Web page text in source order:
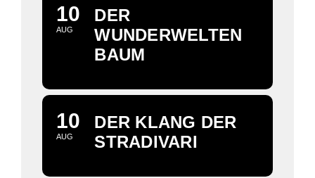
10
AUG
DER
WUNDERWELTEN
BAUM
10
AUG
DER KLANG DER
STRADIVARI